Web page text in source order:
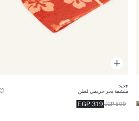
جديد
منشفة بحر حريمي قطن
319 EGP 599 EGP